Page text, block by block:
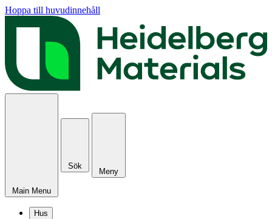
Hoppa till huvudinnehåll
Main Menu
Sök
Meny
Hus